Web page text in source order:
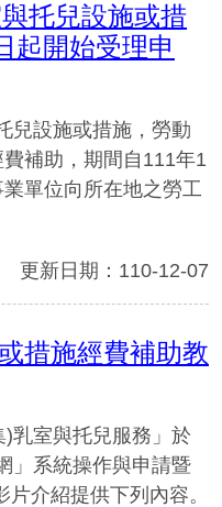
托兒設施或措
起開始受理申
兒設施或措施，勞動
補助，期間自111年1
單位向所在地之勞工
更新日期：110-12-07
措施經費補助教
乳室與托兒服務」於
」系統操作與申請暨
介紹提供下列內容。